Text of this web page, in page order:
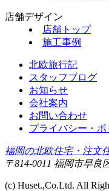
店舗デザイン
店舗トップ
施工事例
北欧旅行記
スタッフブログ
お知らせ
会社案内
お問い合わせ
プライバシー・ポ
福岡の北欧住宅・注文
〒814-0011 福岡市早良
(c) Huset.,Co.Ltd. All